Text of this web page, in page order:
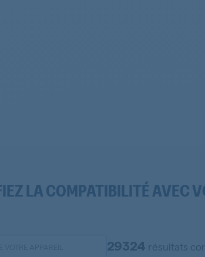
LA COMPATIBILITÉ AVEC
29324 résultats